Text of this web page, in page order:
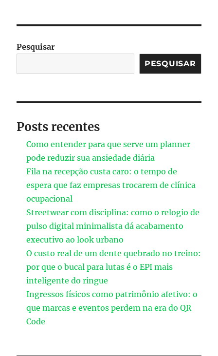
Pesquisar
PESQUISAR
Posts recentes
Como entender para que serve um planner
pode reduzir sua ansiedade diária
Fila na recepção custa caro: o tempo de
espera que faz empresas trocarem de clínica
ocupacional
Streetwear com disciplina: como o relogio de
pulso digital minimalista dá acabamento
executivo ao look urbano
O custo real de um dente quebrado no treino:
por que o bucal para lutas é o EPI mais
inteligente do ringue
Ingressos físicos como patrimônio afetivo: o
que marcas e eventos perdem na era do QR
Code